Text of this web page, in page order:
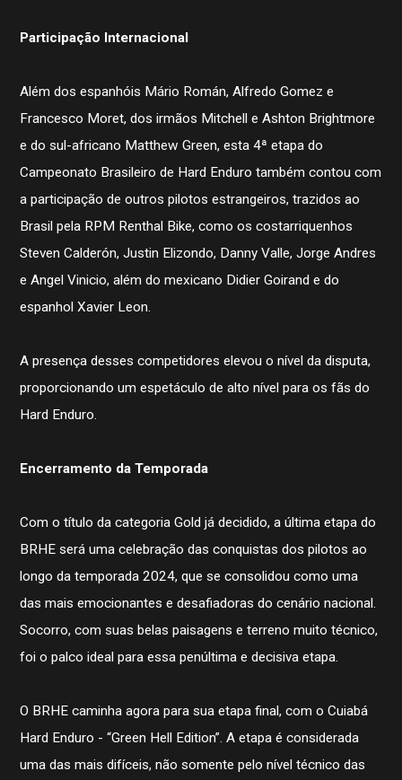
História
Contato
Publicações
Participação Internacional
Além dos espanhóis Mário Román, Alfredo Gomez e
Francesco Moret, dos irmãos Mitchell e Ashton Brightmore
e do sul-africano Matthew Green, esta 4ª etapa do
Campeonato Brasileiro de Hard Enduro também contou com
a participação de outros pilotos estrangeiros, trazidos ao
Brasil pela RPM Renthal Bike, como os costarriquenhos
Steven Calderón, Justin Elizondo, Danny Valle, Jorge Andres
e Angel Vinicio, além do mexicano Didier Goirand e do
espanhol Xavier Leon.
A presença desses competidores elevou o nível da disputa,
proporcionando um espetáculo de alto nível para os fãs do
Hard Enduro.
Encerramento da Temporada
Com o título da categoria Gold já decidido, a última etapa do
BRHE será uma celebração das conquistas dos pilotos ao
longo da temporada 2024, que se consolidou como uma
das mais emocionantes e desafiadoras do cenário nacional.
Socorro, com suas belas paisagens e terreno muito técnico,
foi o palco ideal para essa penúltima e decisiva etapa.
O BRHE caminha agora para sua etapa final, com o Cuiabá
Hard Enduro - “Green Hell Edition”. A etapa é considerada
uma das mais difíceis, não somente pelo nível técnico das